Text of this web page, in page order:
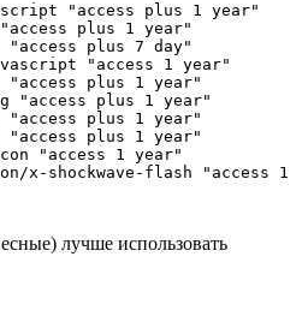
"access plus 1 year"
plus 1 year"
"access plus 7 day"
"access 1 year"
"access plus 1 year"
"access plus 1 year"
"access plus 1 year"
"access plus 1 year"
"access 1 year"
x-shockwave-flash "access 1
лучше использовать